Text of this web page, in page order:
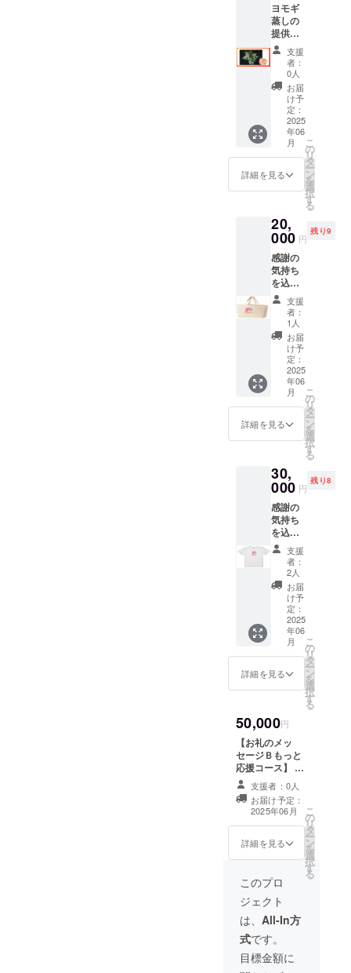
ヨモギ
蒸しの
提供
（女性
限定）
【チ
ケッ
ト】 チ
ケット
を郵送
させて
頂きま
す。 ・
現金へ
の交換
はでき
ん。お
つりは
でませ
ん。 ・
利用時
はス
タッフ
にクラ
ウド
ファン
ディン
グで支
援をし
た旨を
お声掛
けくだ
さい。
用者が
いるた
め土日
限定に
なりま
す。 ・
有効期
間：
2025年
6月１
日〜
2026年
３月31
日ま
で。
支援
者：
0人
お届
け予
定：
2025
年06
月
詳細を見る
こ
の
リ
タ
ー
ン
を
選
択
す
る
20,
000 円
残り9
感謝の
気持ち
を込め
て、La
Luna助
産院の
ロゴの
トート
バッグ
を郵送
させて
頂きま
す。
W46セ
ンチ
×H32セ
×D14セ
ンチ
カ
ラー：
ナチュ
ラル
支援
者：
1人
お届
け予
定：
2025
年06
月
詳細を見る
こ
の
リ
タ
ー
ン
を
選
択
す
る
30,
000 円
残り8
感謝の
気持ち
を込め
て、
LaLuna
助産院
のロゴT
シャツ
を郵送
させて
いただ
きま
す。Lサ
イズ
支援
者：
2人
お届
け予
定：
2025
年06
月
詳細を見る
こ
の
リ
タ
ー
ン
を
選
択
す
る
50,000円
【お礼のメッ
セージＢもっと
応援コース】 お
気持ちだけ。 感
謝の気持ちを込
めて、お礼の
メッセージを
メールでお送り
します。 ※3,000
コース】のリ
ターンと同じに
なります。
支援者：0人
お届け予定：
2025年06月
詳細を見る
こ
の
リ
タ
ー
ン
を
選
択
す
る
このプロ
ジェクト
は、 All-In方
式です。
目標金額に